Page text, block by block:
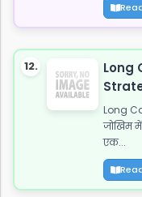
12.
Long
Long
जोखिम
एक...